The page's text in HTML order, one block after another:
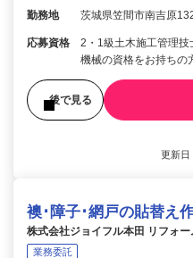
勤務地 茨城県笠間市南吉原
応募資格
2・1級土木施工管理技
機械の資格をお持ちの
後で見る
更新
襖･障子･網戸の貼替え
株式会社ジョイフル本田 リフォ
業務委託